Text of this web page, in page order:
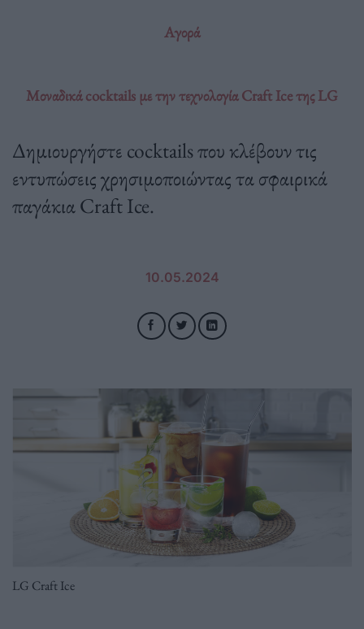
Αγορά
Μοναδικά cocktails με την τεχνολογία Craft Ice της LG
Δημιουργήστε cocktails που κλέβουν τις
εντυπώσεις χρησιμοποιώντας τα σφαιρικά
παγάκια Craft Ice.
10.05.2024
LG Craft Ice